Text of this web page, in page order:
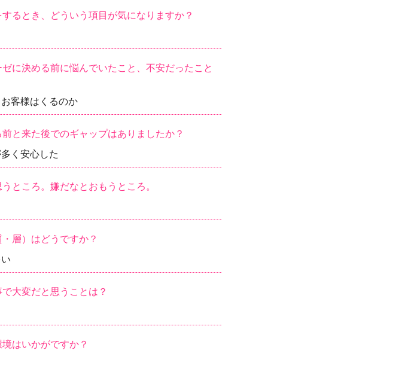
るとき、どういう項目が気になりますか？
ゼに決める前に悩んでいたこと、不安だったこと
客様はくるのか
と来た後でのギャップはありましたか？
く安心した
ところ。嫌だなとおもうところ。
層）はどうですか？
大変だと思うことは？
はいかがですか？